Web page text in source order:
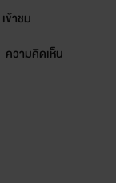
เข้าชม
ความคิดเห็น